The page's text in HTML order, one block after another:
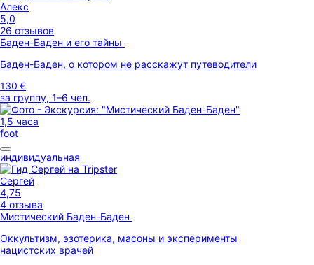
Алекс
5,0
26 отзывов
Баден-Баден и его тайны
Баден-Баден, о котором не расскажут путеводители
130 €
за группу, 1–6 чел.
1,5 часа
foot
индивидуальная
Сергей
4,75
4 отзыва
Мистический Баден-Баден
Оккультизм, эзотерика, масоны и эксперименты
нацистских врачей